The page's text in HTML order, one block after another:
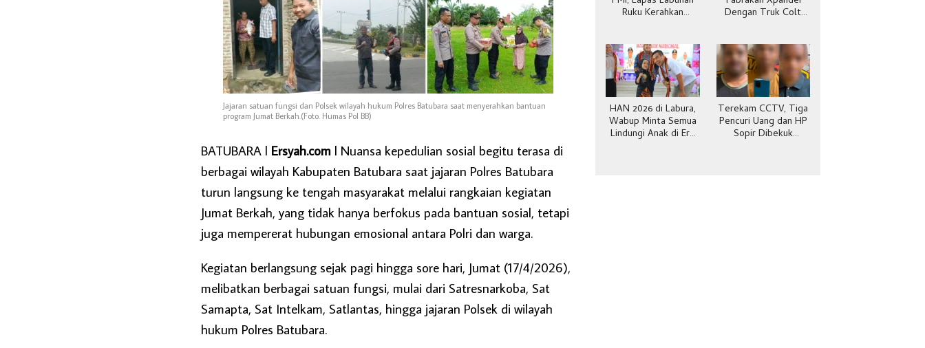
Jajaran satuan fungsi dan Polsek wilayah hukum Polres Batubara saat menyerahkan bantuan
program Jumat Berkah.(Foto. Humas Pol BB)
BATUBARA l Ersyah.com l Nuansa kepedulian sosial begitu terasa di
berbagai wilayah Kabupaten Batubara saat jajaran Polres Batubara
turun langsung ke tengah masyarakat melalui rangkaian kegiatan
Jumat Berkah, yang tidak hanya berfokus pada bantuan sosial, tetapi
juga mempererat hubungan emosional antara Polri dan warga.
Kegiatan berlangsung sejak pagi hingga sore hari, Jumat (17/4/2026),
melibatkan berbagai satuan fungsi, mulai dari Satresnarkoba, Sat
Samapta, Sat Intelkam, Satlantas, hingga jajaran Polsek di wilayah
hukum Polres Batubara.
Ruku Kerahkan Dengan Truk Colt
HAN 2026 di Labura,
Wabup Minta Semua
Lindungi Anak di Era
Terekam CCTV, Tiga
Pencuri Uang dan HP
Sopir Dibekuk